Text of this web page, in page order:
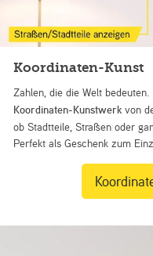
Koordinaten-Kunst
Zahlen, die die Welt
Koordinaten-Kunstwerk von
ob Stadtteile, Straßen oder
Perfekt als Geschenk zum